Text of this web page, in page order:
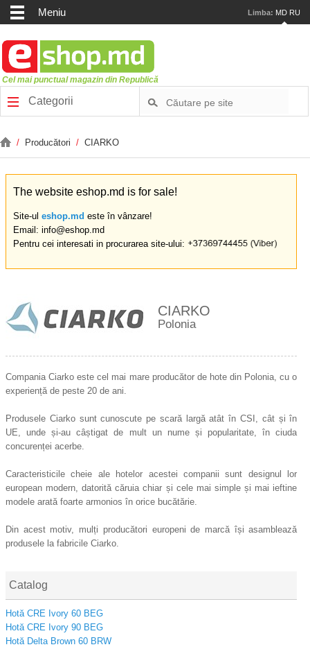
Meniu Limba: MD RU
Cel mai punctual magazin din Republică
Categorii
/ Producători / CIARKO
The website eshop.md is for sale!
Site-ul eshop.md este în vânzare!
Email: info@eshop.md
Pentru cei interesati in procurarea site-ului:
CIARKO
Polonia
Compania Ciarko este cel mai mare producător de hote din Polonia, cu o
experiență de peste 20 de ani.
Produsele Ciarko sunt cunoscute pe scară largă atât în ​​CSI, cât și în
UE, unde și-au câștigat de mult un nume și popularitate, în ciuda
concurenței acerbe.
Caracteristicile cheie ale hotelor acestei companii sunt designul lor
european modern, datorită căruia chiar și cele mai simple și mai ieftine
modele arată foarte armonios în orice bucătărie.
Din acest motiv, mulți producători europeni de marcă își asamblează
produsele la fabricile Ciarko.
Catalog
Hotă CRE Ivory 60 BEG
Hotă CRE Ivory 90 BEG
Hotă Delta Brown 60 BRW